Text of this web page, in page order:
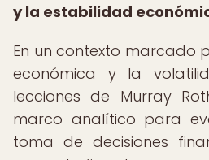
y la estabilidad
En un contexto marcado
económica y la
lecciones de Murray
marco analítico para
toma de decisiones